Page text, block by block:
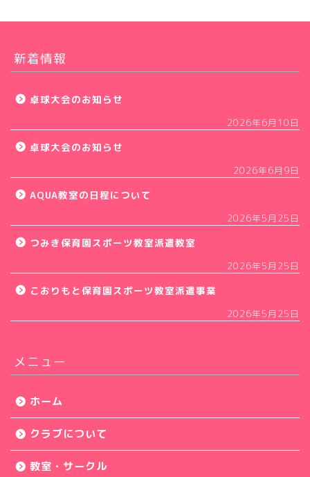
新着情報
卓球大会のお知らせ
2026年6月10日
卓球大会のお知らせ
2026年6月9日
AQUA教室の日程について
2026年5月25日
つみき保育園スポーツ教室派遣教室
2026年5月25日
こおりもと保育園スポーツ教室派遣事業
2026年5月25日
メニュー
ホーム
クラブについて
教室・サークル